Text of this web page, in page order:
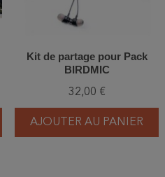
Kit de partage pour Pack
BIRDMIC
32,00 €
AJOUTER AU PANIER